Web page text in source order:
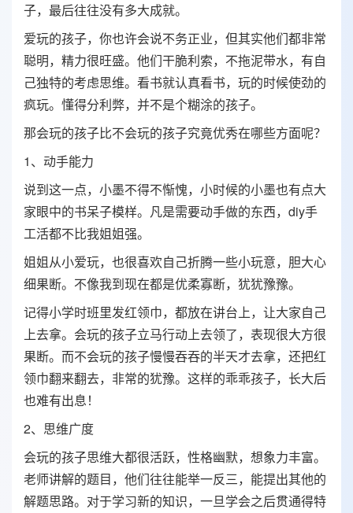
子，最后往往没有多大成就。
爱玩的孩子，你也许会说不务正业，但其实他们都非常
聪明，精力很旺盛。他们干脆利索，不拖泥带水，有自
己独特的考虑思维。看书就认真看书，玩的时候使劲的
疯玩。懂得分利弊，并不是个糊涂的孩子。
那会玩的孩子比不会玩的孩子究竟优秀在哪些方面呢？
1、动手能力
说到这一点，小墨不得不惭愧，小时候的小墨也有点大
家眼中的书呆子模样。凡是需要动手做的东西，diy手
工活都不比我姐姐强。
姐姐从小爱玩，也很喜欢自己折腾一些小玩意，胆大心
细果断。不像我到现在都是优柔寡断，犹犹豫豫。
记得小学时班里发红领巾，都放在讲台上，让大家自己
上去拿。会玩的孩子立马行动上去领了，表现很大方很
果断。而不会玩的孩子慢慢吞吞的半天才去拿，还把红
领巾翻来翻去，非常的犹豫。这样的乖乖孩子，长大后
也难有出息！
2、思维广度
会玩的孩子思维大都很活跃，性格幽默，想象力丰富。
老师讲解的题目，他们往往能举一反三，能提出其他的
解题思路。对于学习新的知识，一旦学会之后贯通得特